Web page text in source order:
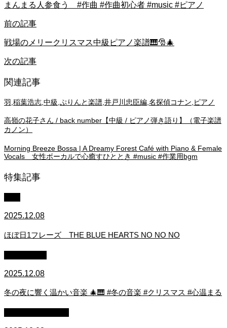
まんまる人参食う #作曲 #作曲初心者 #music #ピアノ
前の記事
戦場のメリークリスマス中級ピアノ楽譜🎹🎅🎄
次の記事
関連記事
羽,稲葉浩志,中級,ぷりんと楽譜,井戸川忠臣編,名探偵コナン,ピアノ
高嶺の花子さん / back number【中級 / ピアノ弾き語り】（電子楽譜
カノン）
Morning Breeze Bossa | A Dreamy Forest Café with Piano & Female
Vocals 女性ボーカルで心癒すひととき #music #作業用bgm
特集記事
2025.12.08
ほぼ日1フレーズ THE BLUE HEARTS NO NO NO
2025.12.08
冬の夜に響く温かい音楽 🎄🎹 #冬の音楽 #クリスマス #心温まる